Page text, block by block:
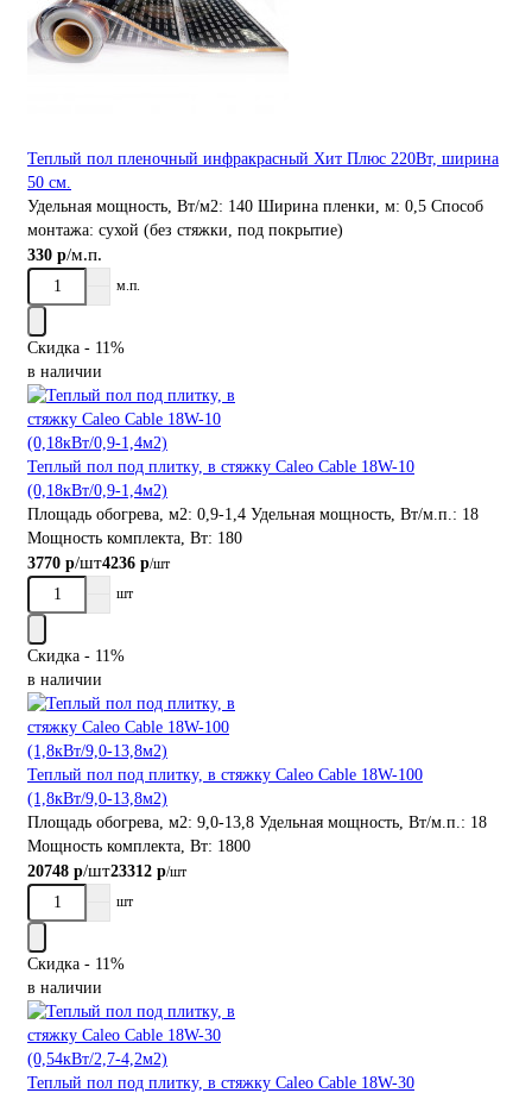
Теплый пол пленочный инфракрасный Хит Плюс 220Вт, ширина
50 см.
Удельная мощность, Вт/м2: 140 Ширина пленки, м: 0,5 Способ
монтажа: сухой (без стяжки, под покрытие)
330 р/м.п.
м.п.
Скидка - 11%
в наличии
Теплый пол под плитку, в стяжку Caleo Cable 18W-10
(0,18кВт/0,9-1,4м2)
Площадь обогрева, м2: 0,9-1,4 Удельная мощность, Вт/м.п.: 18
Мощность комплекта, Вт: 180
3770 р/шт4236 р/шт
шт
Скидка - 11%
в наличии
Теплый пол под плитку, в стяжку Caleo Cable 18W-100
(1,8кВт/9,0-13,8м2)
Площадь обогрева, м2: 9,0-13,8 Удельная мощность, Вт/м.п.: 18
Мощность комплекта, Вт: 1800
20748 р/шт23312 р/шт
шт
Скидка - 11%
в наличии
Теплый пол под плитку, в стяжку Caleo Cable 18W-30